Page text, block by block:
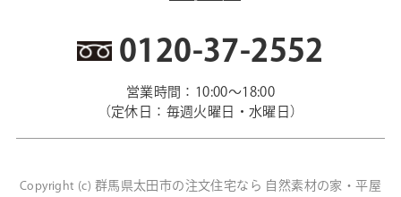
0120-37-2552
営業時間：10:00～18:00
（定休日：毎週火曜日・水曜日）
Copyright (c) 群馬県太田市の注文住宅なら 自然素材の家・平屋